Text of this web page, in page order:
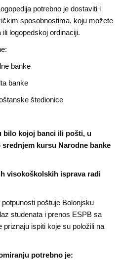
potrebno je dostaviti i
sposobnostima, koju možete
logopedskoj ordinaciji.
banke
banke
štedionice
bilo kojoj banci ili pošti, u
kursu Narodne banke
visokoškolskih isprava radi
poštuje Bolonjsku
studenata i prenos ESPB sa
priznaju ispiti koje su položili na
potrebno je: